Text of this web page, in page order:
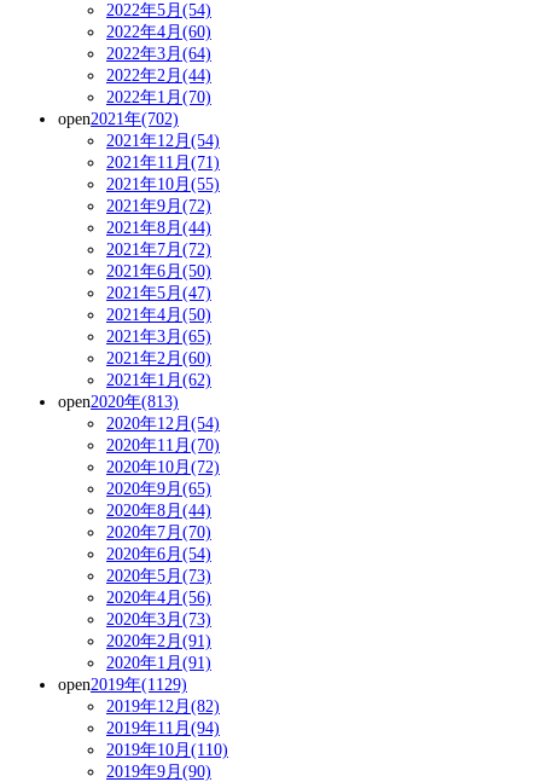
2022年5月(54)
2022年4月(60)
2022年3月(64)
2022年2月(44)
2022年1月(70)
open2021年(702)
2021年12月(54)
2021年11月(71)
2021年10月(55)
2021年9月(72)
2021年8月(44)
2021年7月(72)
2021年6月(50)
2021年5月(47)
2021年4月(50)
2021年3月(65)
2021年2月(60)
2021年1月(62)
open2020年(813)
2020年12月(54)
2020年11月(70)
2020年10月(72)
2020年9月(65)
2020年8月(44)
2020年7月(70)
2020年6月(54)
2020年5月(73)
2020年4月(56)
2020年3月(73)
2020年2月(91)
2020年1月(91)
open2019年(1129)
2019年12月(82)
2019年11月(94)
2019年10月(110)
2019年9月(90)